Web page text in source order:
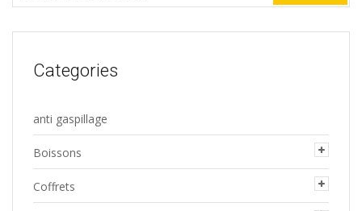
pour :
Categories
anti gaspillage
Boissons
Coffrets